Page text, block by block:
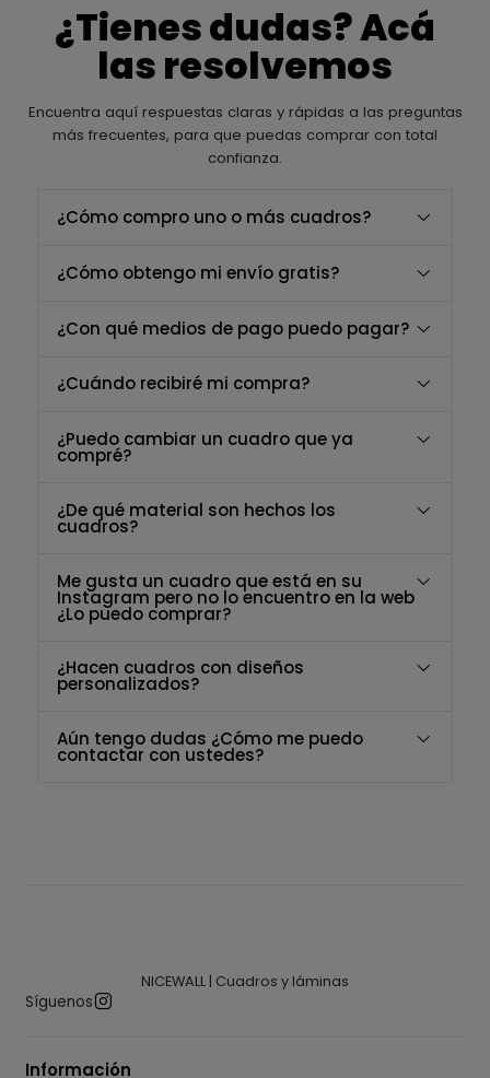
¿Tienes dudas? Acá
las resolvemos
Encuentra aquí respuestas claras y rápidas a las preguntas
más frecuentes, para que puedas comprar con total
confianza.
¿Cómo compro uno o más cuadros?
¿Cómo obtengo mi envío gratis?
¿Con qué medios de pago puedo pagar?
¿Cuándo recibiré mi compra?
¿Puedo cambiar un cuadro que ya
compré?
¿De qué material son hechos los
cuadros?
Me gusta un cuadro que está en su
Instagram pero no lo encuentro en la web
¿Lo puedo comprar?
¿Hacen cuadros con diseños
personalizados?
Aún tengo dudas ¿Cómo me puedo
contactar con ustedes?
NICEWALL | Cuadros y láminas
Síguenos
Información